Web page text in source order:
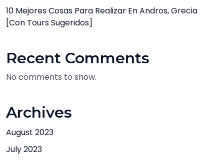
10 Mejores Cosas Para Realizar En Andros, Grecia
[con Tours Sugeridos]
Recent Comments
No comments to show.
Archives
August 2023
July 2023